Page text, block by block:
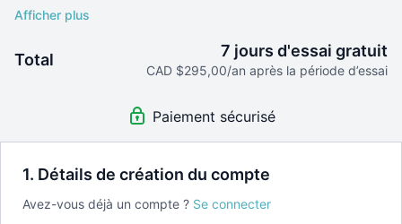
1. Détails de création du compte
Avez-vous déjà un compte ? Se connecter
Recevez 4 BONUS pendant l'année pour
transformez votre silhouette avec des recettes et
des plans nutritionnels selon les saisons !
Accès illimité à toute la plateforme + Application
Essai gratuit 7 jours • Renouvellement automatique •
Total 7 jours d'essai gratuit
CAD $295,00/an après la période d’essai
Paiement sécurisé